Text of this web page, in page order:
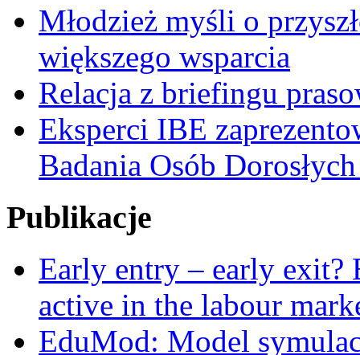
Młodzież myśli o
większego wsparcia
Relacja z briefingu
Eksperci IBE
Badania Osób
Publikacje
Early entry – early exit?
active in the labour
EduMod: Model